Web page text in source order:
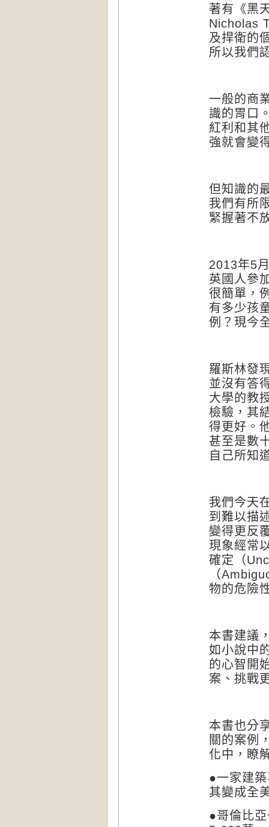
著有《黑
Nicholas
及捍衛的
所以我們
一般的商
識的胃口
紅利和其
強就會變
但知識的
我們有所
緊握著不
2013年5
英國人參
很簡單，
有多少孩
例？現今
羅斯林發
並沒有答
大學的教
檢驗，其
得更好。
甚至是數
自己所知
我們今天
到難以描
變得更反
現象經常
確定（
（
物的危險
本書建議
如小說中
的心智開
案、挑戰
本書也分
關的案例
化中， 瞭
●一家建
其變成全
●哥倫比